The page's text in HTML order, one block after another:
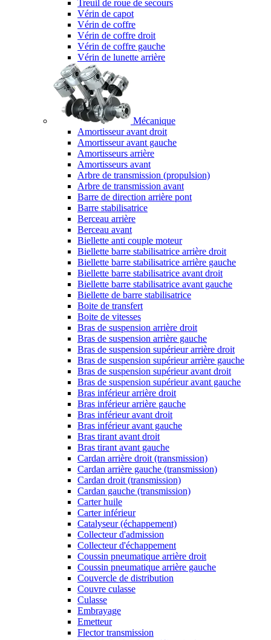
Treuil de roue de secours
Vérin de capot
Vérin de coffre
Vérin de coffre droit
Vérin de coffre gauche
Vérin de lunette arrière
Mécanique
Amortisseur avant droit
Amortisseur avant gauche
Amortisseurs arrière
Amortisseurs avant
Arbre de transmission (propulsion)
Arbre de transmission avant
Barre de direction arrière pont
Barre stabilisatrice
Berceau arrière
Berceau avant
Biellette anti couple moteur
Biellette barre stabilisatrice arrière droit
Biellette barre stabilisatrice arrière gauche
Biellette barre stabilisatrice avant droit
Biellette barre stabilisatrice avant gauche
Biellette de barre stabilisatrice
Boite de transfert
Boite de vitesses
Bras de suspension arrière droit
Bras de suspension arrière gauche
Bras de suspension supérieur arrière droit
Bras de suspension supérieur arrière gauche
Bras de suspension supérieur avant droit
Bras de suspension supérieur avant gauche
Bras inférieur arrière droit
Bras inférieur arrière gauche
Bras inférieur avant droit
Bras inférieur avant gauche
Bras tirant avant droit
Bras tirant avant gauche
Cardan arrière droit (transmission)
Cardan arrière gauche (transmission)
Cardan droit (transmission)
Cardan gauche (transmission)
Carter huile
Carter inférieur
Catalyseur (échappement)
Collecteur d'admission
Collecteur d'échappement
Coussin pneumatique arrière droit
Coussin pneumatique arrière gauche
Couvercle de distribution
Couvre culasse
Culasse
Embrayage
Emetteur
Flector transmission